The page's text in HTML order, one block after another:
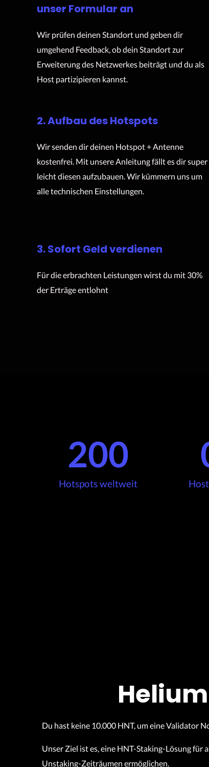
unser Formular an
Wir prüfen deinen Standort und geben dir
umgehend Feedback, ob dein Standort zur
Erweiterung des Netzwerkes beiträgt und du als
Host partizipieren kannst.
2. Aufbau des Hotspots
Wir senden dir deinen Hotspot + Antenne
kostenfrei. Mit unsere Anleitung fällt es dir super
leicht diesen aufzubauen. Wir kümmern uns um
alle technischen Einstellungen.
3. Sofort Geld verdienen
Für die erbrachten Leistungen wirst du mit 30%
der Erträge entlohnt
200
Hotspots weltweit
Du hast keine 10.000 HNT, um eine Validator
Unser Ziel ist es, eine HNT-Staking-Lösung
Unstaking-Zeiträumen ermöglichen.